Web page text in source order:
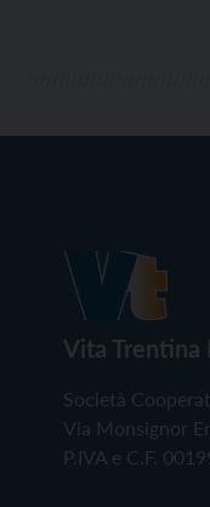
Vita Trentina
Società
Via Monsignor
P.IVA e C.F.